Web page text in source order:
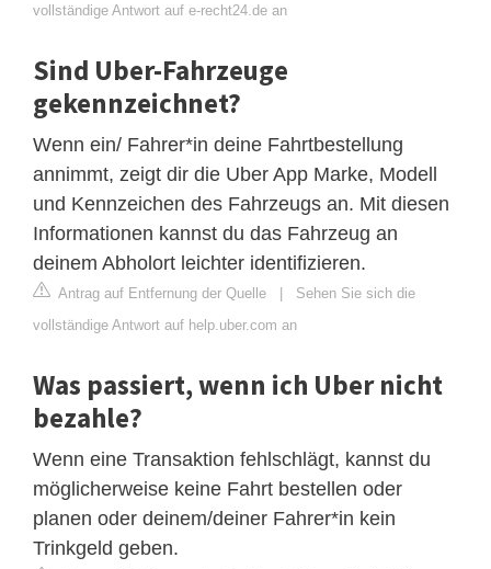
vollständige Antwort auf e-recht24.de an
Sind Uber-Fahrzeuge
gekennzeichnet?
Wenn ein/ Fahrer*in deine Fahrtbestellung
annimmt, zeigt dir die Uber App Marke, Modell
und Kennzeichen des Fahrzeugs an. Mit diesen
Informationen kannst du das Fahrzeug an
deinem Abholort leichter identifizieren.
Antrag auf Entfernung der Quelle | Sehen Sie sich die
vollständige Antwort auf help.uber.com an
Was passiert, wenn ich Uber nicht
bezahle?
Wenn eine Transaktion fehlschlägt, kannst du
möglicherweise keine Fahrt bestellen oder
planen oder deinem/deiner Fahrer*in kein
Trinkgeld geben.